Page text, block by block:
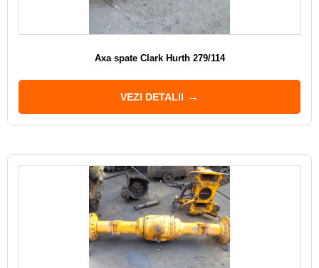
Axa spate Clark Hurth 279/114
VEZI DETALII